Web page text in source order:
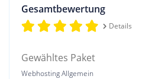
Gesamtbewertung
Details
Gewähltes Paket
Webhosting Allgemein